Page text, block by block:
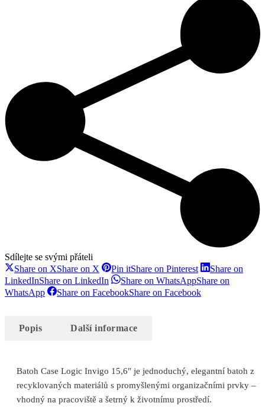
Sdílejte se svými přáteli
Share on XShare on X Pin itShare on Pinterest
Share on
LinkedInShare on LinkedIn Share on WhatsAppShare on
WhatsApp
Share on FacebookShare on Facebook
Popis Další informace
Batoh Case Logic Invigo 15,6″ je jednoduchý, elegantní batoh z
recyklovaných materiálů s promyšlenými organizačními prvky –
vhodný na pracoviště a šetrný k životnímu prostředí.